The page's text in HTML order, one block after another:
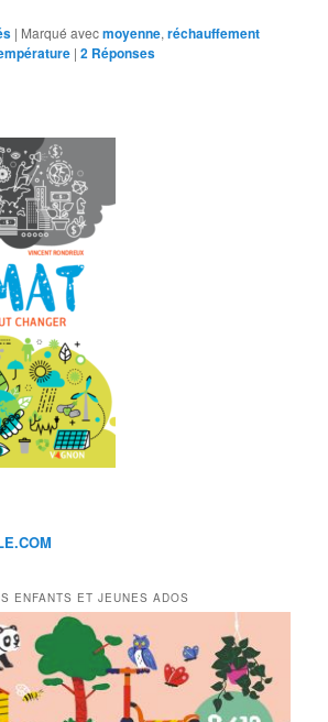
| Marqué avecmoyenne,réchauffement
|2 Réponses
ENFANTS ET JEUNES ADOS